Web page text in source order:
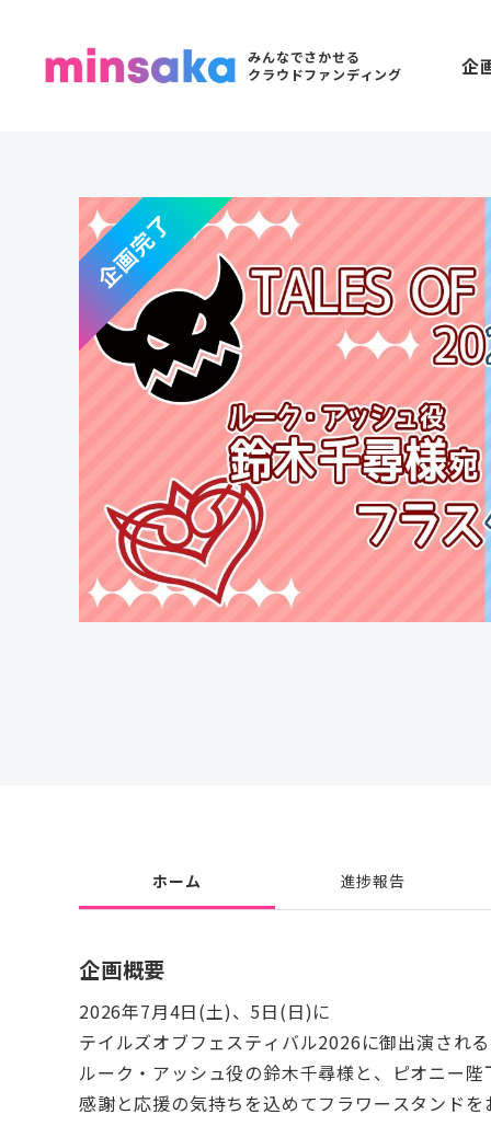
みんなでさかせる
クラウドファンディング
企
企画完了
ホーム 進捗報告
企画概要
2026年7月4日(土)、5日(日)に
テイルズオブフェスティバル2026に御出演される
ルーク・アッシュ役の鈴木千尋様と、ピオニー
感謝と応援の気持ちを込めてフラワースタンド